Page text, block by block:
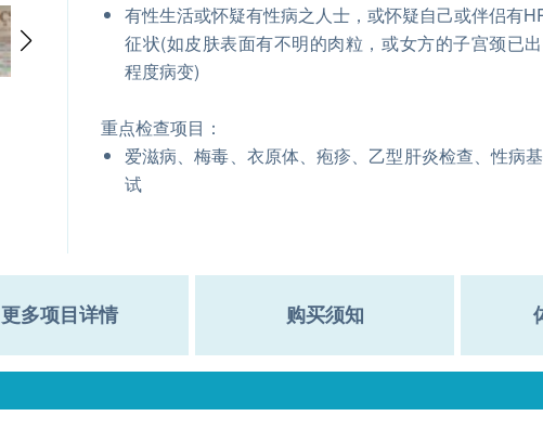
有性生活或怀疑有性病之人士，或怀疑自己或伴侣有
征状(如皮肤表面有不明的肉粒，或女方的子宫颈已
程度病变)
重点检查项目：
爱滋病、梅毒、衣原体、疱疹、乙型肝炎检查、性病
试
更多项目详情 购买须知